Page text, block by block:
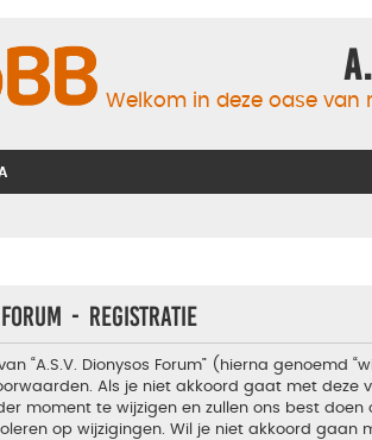
Welkom in deze oase van
Forum - Registratie
“A.S.V. Dionysos Forum” (hierna genoemd
Als je niet akkoord gaat met deze
moment te wijzigen en zullen ons best
op wijzigingen. Wil je niet akkoord gaan